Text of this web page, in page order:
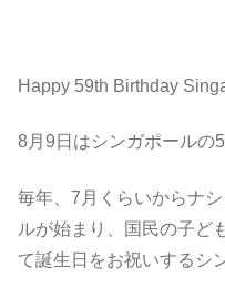
Happy 59th Birthday
8月9日はシンガポールの
毎年、7月くらいからナ
ルが始まり、国民の子ど
て誕生日をお祝いするシ